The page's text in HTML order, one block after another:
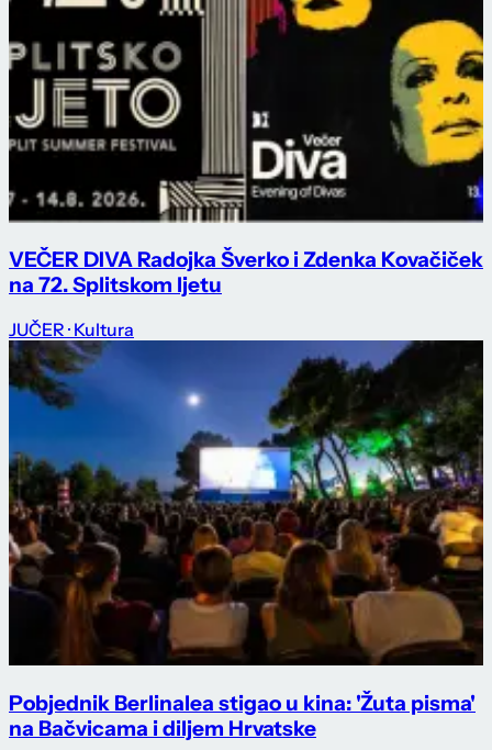
VEČER DIVA Radojka Šverko i Zdenka Kovačiček
na 72. Splitskom ljetu
JUČER · Kultura
Pobjednik Berlinalea stigao u kina: 'Žuta pisma'
na Bačvicama i diljem Hrvatske